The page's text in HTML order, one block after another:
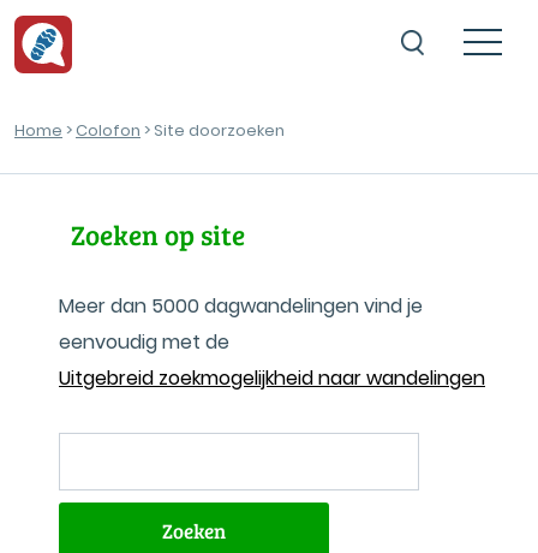
Home >Colofon > Site doorzoeken
Zoeken op site
Meer dan 5000 dagwandelingen vind je
eenvoudig met de
Uitgebreid zoekmogelijkheid naar wandelingen
Zoeken